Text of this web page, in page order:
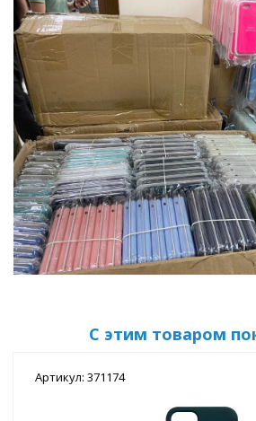
С этим товаром
Артикул: 371174